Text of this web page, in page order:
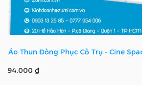
Áo Thun Đồng Phục Cổ Trụ - Cine
94.000 ₫